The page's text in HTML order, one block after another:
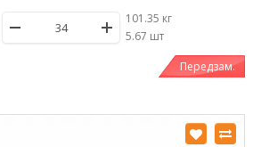
101.35 кг
/5.67 шт
Передзам.